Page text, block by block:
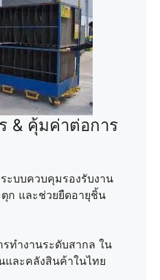
& คุ้มค่าต่อการ
ระบบควบคุมรองรับงาน
ก และช่วยยืดอายุชิ้น
ทำงานระดับสากล ใน
และคลังสินค้าในไทย